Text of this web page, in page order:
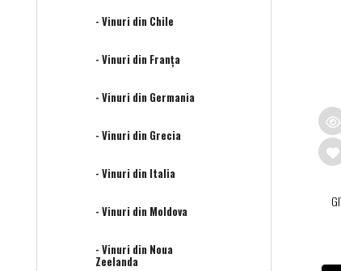
- Vinuri din Chile
- Vinuri din Franța
- Vinuri din Germania
- Vinuri din Grecia
- Vinuri din Italia
- Vinuri din Moldova
- Vinuri din Noua
Zeelanda